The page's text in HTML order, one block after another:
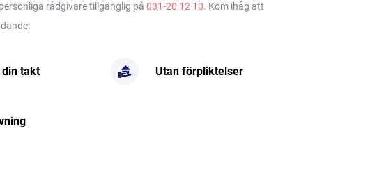
rådgivare tillgänglig på 031-20 12 10. Kom ihåg att
takt Utan förpliktelser